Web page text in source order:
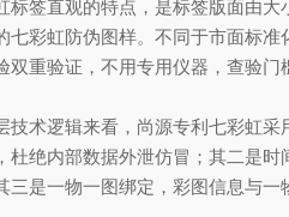
直观的特点，是标签版面由大
七彩虹防伪图样。不同于市面标
双重验证，不用专用仪器，查验门
逻辑来看，尚源专利七彩虹采
杜绝内部数据外泄仿冒；其二是
三是一物一图绑定，彩图信息与